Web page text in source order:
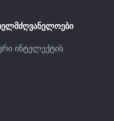
ინტელექტის